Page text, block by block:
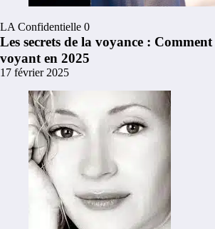
LA Confidentielle 0
Les secrets de la voyance :
voyant en 2025
17 février 2025